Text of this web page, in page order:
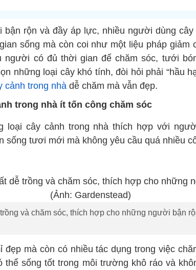
bận rộn và đầy áp lực, nhiều người dùng
sống mà còn coi như một liệu pháp giảm
người có đủ thời gian để chăm sóc, tưới
những loại cây khó tính, đòi hỏi phải “hầu
cảnh trong nhà dễ chăm mà vẫn đẹp.
trong nhà ít tốn công chăm sóc
loại cây cảnh trong nhà thích hợp với
sống tươi mới mà không yêu cầu quá nhiều
và chăm sóc, thích hợp cho những người bận
đẹp mà còn có nhiều tác dụng trong việc
thể sống tốt trong môi trường khô ráo và